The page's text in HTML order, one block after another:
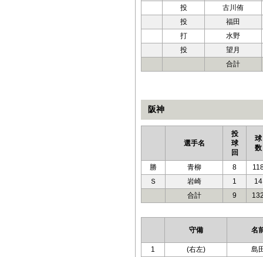
投
古川侑
投
福田
打
水野
投
望月
合計
阪神
選手名
投
球
回
球
数
勝 青柳 8
Ｓ
岩崎 1
14
合計
9
守備 名
1 (右左)
島